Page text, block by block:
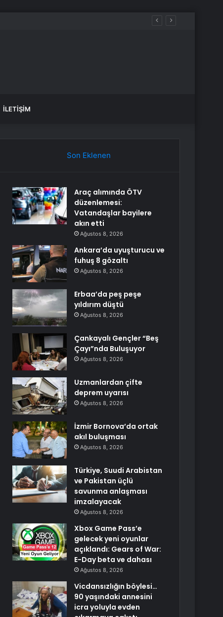
İLETIŞIM
Son Eklenen
Araç alımında ÖTV
düzenlemesi:
Vatandaşlar bayilere
akın etti
Ağustos 8, 2026
Ankara’da uyuşturucu ve
fuhuş 8 gözaltı
Ağustos 8, 2026
Erbaa’da peş peşe
yıldırım düştü
Ağustos 8, 2026
Çankayalı Gençler “Beş
Çayı”nda Buluşuyor
Ağustos 8, 2026
Uzmanlardan çifte
deprem uyarısı
Ağustos 8, 2026
İzmir Bornova’da ortak
akıl buluşması
Ağustos 8, 2026
Türkiye, Suudi Arabistan
ve Pakistan üçlü
savunma anlaşması
imzalayacak
Ağustos 8, 2026
Xbox Game Pass’e
gelecek yeni oyunlar
açıklandı: Gears of War:
E-Day beta ve dahası
Ağustos 8, 2026
Vicdansızlığın böylesi…
90 yaşındaki annesini
icra yoluyla evden